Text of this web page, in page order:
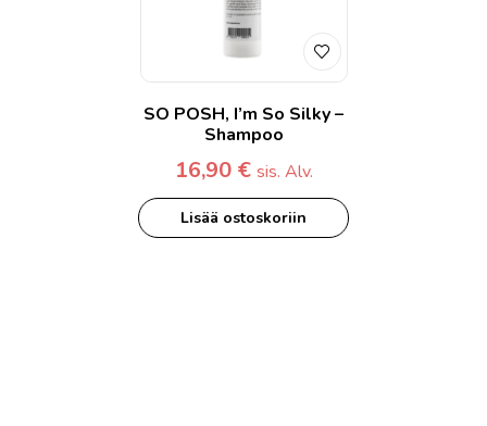
SO POSH, I’m So Silky –
Shampoo
16,90 € sis. Alv.
Lisää ostoskoriin